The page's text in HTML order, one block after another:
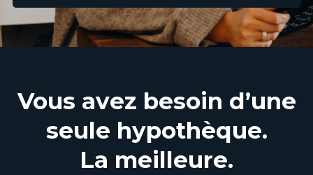
Vous avez besoin d’une
seule hypothèque.
La meilleure.